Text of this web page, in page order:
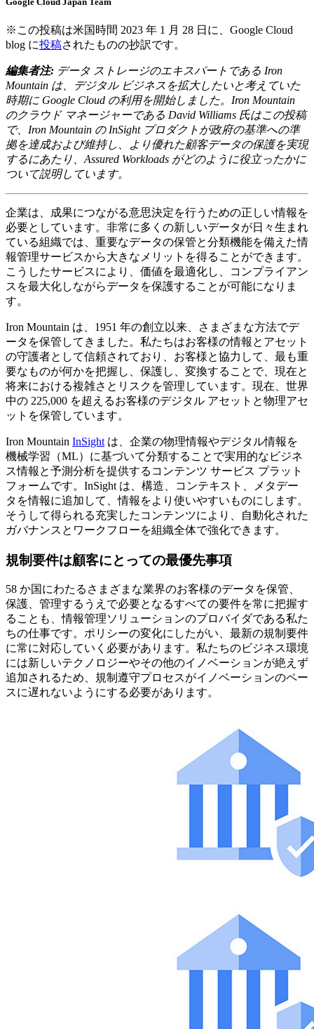
※この投稿は米国時間 2023 年 1 月 28 日に、Google Cloud
blog に投稿されたものの抄訳です。
編集者注: データ ストレージのエキスパートである Iron
Mountain は、デジタル ビジネスを拡大したいと考えていた
時期に Google Cloud の利用を開始しました。Iron Mountain
のクラウド マネージャーである David Williams 氏はこの投稿
で、Iron Mountain の InSight プロダクトが政府の基準への準
拠を達成および維持し、より優れた顧客データの保護を実現
するにあたり、Assured Workloads がどのように役立ったかに
ついて説明しています。
企業は、成果につながる意思決定を行うための正しい情報を
必要としています。非常に多くの新しいデータが日々生まれ
ている組織では、重要なデータの保管と分類機能を備えた情
報管理サービスから大きなメリットを得ることができます。
こうしたサービスにより、価値を最適化し、コンプライアン
スを最大化しながらデータを保護することが可能になりま
す。
Iron Mountain は、1951 年の創立以来、さまざまな方法でデ
ータを保管してきました。私たちはお客様の情報とアセット
の守護者として信頼されており、お客様と協力して、最も重
要なものが何かを把握し、保護し、変換することで、現在と
将来における複雑さとリスクを管理しています。現在、世界
中の 225,000 を超えるお客様のデジタル アセットと物理アセ
ットを保管しています。
Iron Mountain InSight は、企業の物理情報やデジタル情報を
機械学習（ML）に基づいて分類することで実用的なビジネ
ス情報と予測分析を提供するコンテンツ サービス プラット
フォームです。InSight は、構造、コンテキスト、メタデー
タを情報に追加して、情報をより使いやすいものにします。
そうして得られる充実したコンテンツにより、自動化された
ガバナンスとワークフローを組織全体で強化できます。
規制要件は顧客にとっての最優先事項
58 か国にわたるさまざまな業界のお客様のデータを保管、
保護、管理するうえで必要となるすべての要件を常に把握す
ることも、情報管理ソリューションのプロバイダである私た
ちの仕事です。ポリシーの変化にしたがい、最新の規制要件
に常に対応していく必要があります。私たちのビジネス環境
には新しいテクノロジーやその他のイノベーションが絶えず
追加されるため、規制遵守プロセスがイノベーションのペー
スに遅れないようにする必要があります。